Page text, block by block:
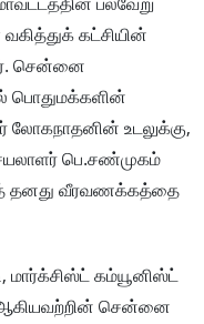
வகித்துக் கட்சியின்
சென்னை
பொதுமக்களின்
லோகநாதனின் உடலுக்கு,
பெ.சண்முகம்
தனது வீரவணக்கத்தை
கம்யூனிஸ்ட்
ஆகியவற்றின் சென்னை